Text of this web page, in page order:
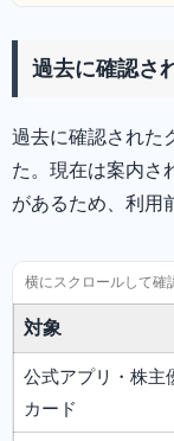
過去に確認さ
過去に確認された
た。現在は案内さ
があるため、利用
対象
公式アプリ・株主
カード